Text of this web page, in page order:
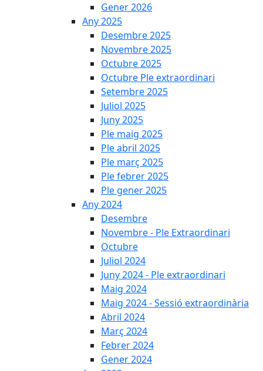
Gener 2026
Any 2025
Desembre 2025
Novembre 2025
Octubre 2025
Octubre Ple extraordinari
Setembre 2025
Juliol 2025
Juny 2025
Ple maig 2025
Ple abril 2025
Ple març 2025
Ple febrer 2025
Ple gener 2025
Any 2024
Desembre
Novembre - Ple Extraordinari
Octubre
Juliol 2024
Juny 2024 - Ple extraordinari
Maig 2024
Maig 2024 - Sessió extraordinària
Abril 2024
Març 2024
Febrer 2024
Gener 2024